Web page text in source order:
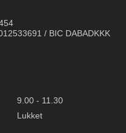
/ BIC DABADKKK
9.00 - 11.30
Lukket